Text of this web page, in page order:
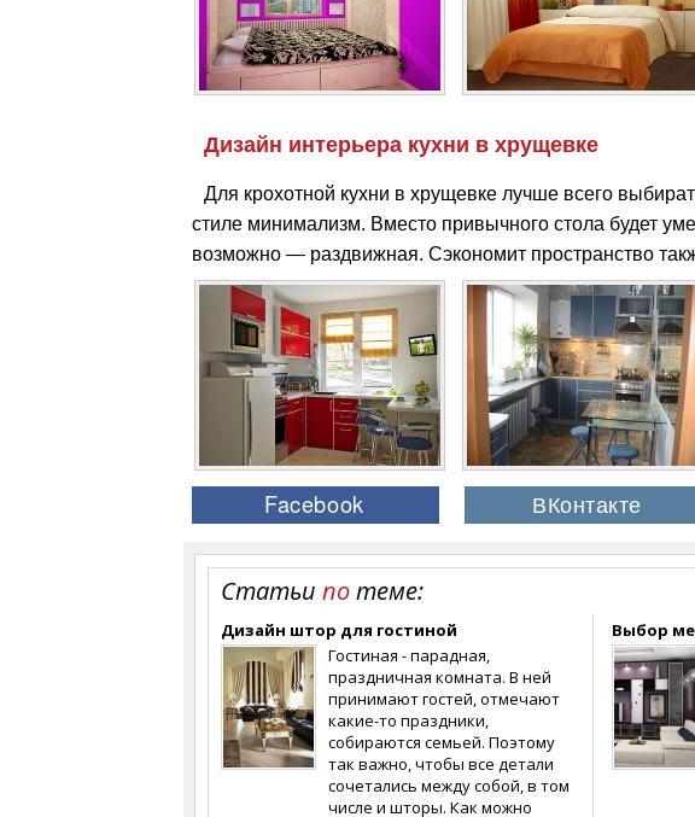
Дизайн интерьера кухни в хрущевке
Для крохотной кухни в хрущевке лучше всего
стиле минимализм. Вместо привычного стола будет
возможно — раздвижная. Сэкономит пространство
Статьи потеме:
Дизайн штор для гостиной
Гостиная - парадная,
праздничная комната. В ней
принимают гостей, отмечают
какие-то праздники,
собираются семьей. Поэтому
так важно, чтобы все детали
сочетались между собой, в том
числе и шторы. Как можно
Выбор